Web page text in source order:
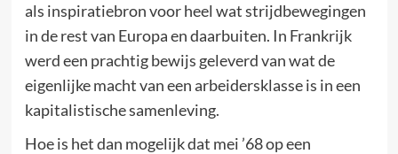
als inspiratiebron voor heel wat strijdbewegingen
in de rest van Europa en daarbuiten. In Frankrijk
werd een prachtig bewijs geleverd van wat de
eigenlijke macht van een arbeidersklasse is in een
kapitalistische samenleving.
Hoe is het dan mogelijk dat mei ’68 op een